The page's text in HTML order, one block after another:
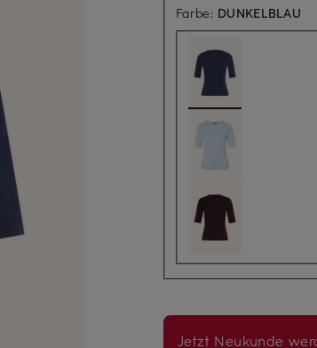
Farbe: DUNKELBLAU
Jetzt Neukunde